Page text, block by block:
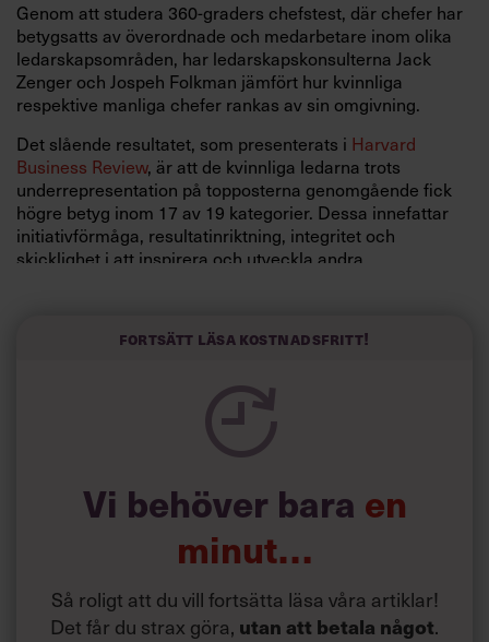
Genom att studera 360-graders chefstest, där chefer har
betygsatts av överordnade och medarbetare inom olika
ledarskapsområden, har ledarskapskonsulterna Jack
Zenger och Jospeh Folkman jämfört hur kvinnliga
respektive manliga chefer rankas av sin omgivning.
Det slående resultatet, som presenterats i Harvard
Business Review, är att de kvinnliga ledarna trots
underrepresentation på topposterna genomgående fick
högre betyg inom 17 av 19 kategorier. Dessa innefattar
initiativförmåga, resultatinriktning, integritet och
skicklighet i att inspirera och utveckla andra.
professionell expertis. Kvinnliga chefer uppfattas av sina
överordnade är en man. Denna uppfattning går igen
oberoende av var i organisationens hierarki och inom
vilket verksamhetsområde de kvinnliga cheferna
återfinns. Detta gäller även inom traditionellt manliga fält
Läs också:
– för att kunna nå toppen
Fortsätt läsa kostnadsfritt!
Vi behöver bara en
minut…
Så roligt att du vill fortsätta läsa våra artiklar!
Det får du strax göra, utan att betala något.